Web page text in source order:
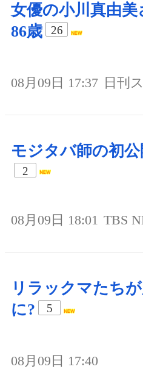
女優の小川真由美
86歳
26
08月09日 17:37 日刊
モジタバ師の初
2
08月09日 18:01 TBS
リラックマたち
に?
5
08月09日 17:40